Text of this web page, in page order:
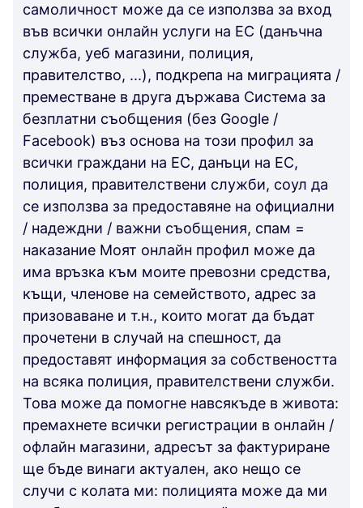
самоличност може да се използва за вход
във всички онлайн услуги на ЕС (данъчна
служба, уеб магазини, полиция,
правителство, ...), подкрепа на миграцията /
преместване в друга държава Система за
безплатни съобщения (без Google /
Facebook) въз основа на този профил за
всички граждани на ЕС, данъци на ЕС,
полиция, правителствени служби, соул да
се използва за предоставяне на официални
/ надеждни / важни съобщения, спам =
наказание Моят онлайн профил може да
има връзка към моите превозни средства,
къщи, членове на семейството, адрес за
призоваване и т.н., които могат да бъдат
прочетени в случай на спешност, да
предоставят информация за собствеността
на всяка полиция, правителствени служби.
Това може да помогне навсякъде в живота:
премахнете всички регистрации в онлайн /
офлайн магазини, адресът за фактуриране
ще бъде винаги актуален, ако нещо се
случи с колата ми: полицията може да ми